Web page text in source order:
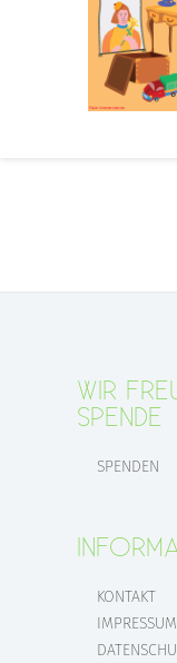
WIR
SPENDE
SPENDEN
KONTAKT
IMPRESSUM